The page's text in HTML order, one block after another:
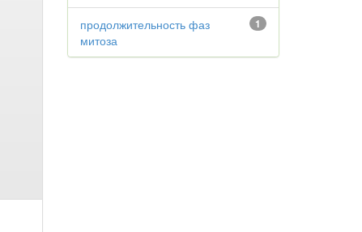
1
продолжительность фаз
митоза